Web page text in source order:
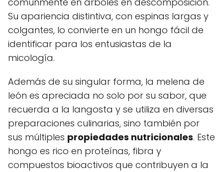
Su apariencia distintiva, con espinas largas y
colgantes, lo convierte en un hongo fácil de
identificar para los entusiastas de la
micología.
Además de su singular forma, la melena de
león es apreciada no solo por su sabor, que
recuerda a la langosta y se utiliza en diversas
preparaciones culinarias, sino también por
sus múltiples propiedades nutricionales. Este
hongo es rico en proteínas, fibra y
compuestos bioactivos que contribuyen a la